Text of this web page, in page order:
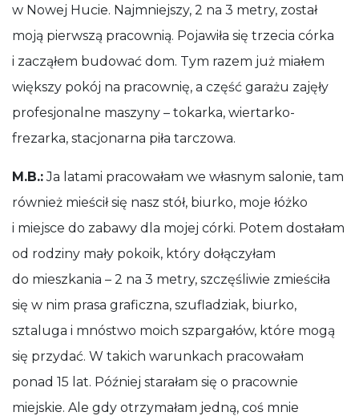
w Nowej Hucie. Najmniejszy, 2 na 3 metry, został
moją pierwszą pracownią. Pojawiła się trzecia córka
i zacząłem budować dom. Tym razem już miałem
większy pokój na pracownię, a część garażu zajęły
profesjonalne maszyny – tokarka, wiertarko-
frezarka, stacjonarna piła tarczowa.
M.B.:Ja latami pracowałam we własnym salonie, tam
również mieścił się nasz stół, biurko, moje łóżko
i miejsce do zabawy dla mojej córki. Potem dostałam
od rodziny mały pokoik, który dołączyłam
do mieszkania – 2 na 3 metry, szczęśliwie zmieściła
się w nim prasa graficzna, szufladziak, biurko,
sztaluga i mnóstwo moich szpargałów, które mogą
się przydać. W takich warunkach pracowałam
ponad 15 lat. Później starałam się o pracownie
miejskie. Ale gdy otrzymałam jedną, coś mnie